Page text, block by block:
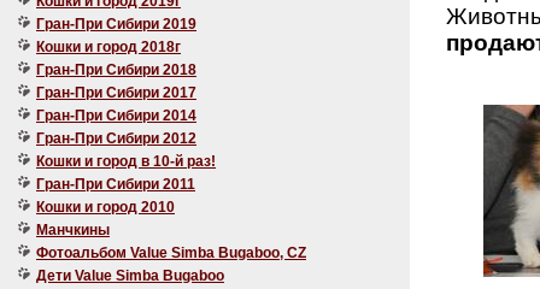
Гран-При Сибири 2019
Кошки и город 2018г
Гран-При Сибири 2018
Гран-При Сибири 2017
Гран-При Сибири 2014
Гран-При Сибири 2012
Кошки и город в 10-й раз!
Гран-При Сибири 2011
Кошки и город 2010
Манчкины
Фотоальбом Value Simba Bugaboo, CZ
Дети Value Simba Bugaboo